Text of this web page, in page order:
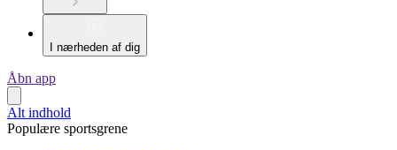
I nærheden af dig
Åbn app
Alt indhold
Populære sportsgrene